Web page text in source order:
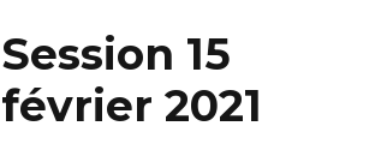
Session 15
février 2021